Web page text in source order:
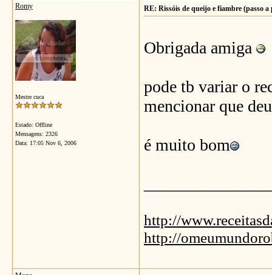
Romy
Mestre cuca
Estado: Offline
Mensagens: 2326
Data: 17:05 Nov 6, 2006
RE: Rissóis de queijo e fiambre (passo a
Obrigada amiga
pode tb variar o
mencionar que
é muito bom
http://
http://